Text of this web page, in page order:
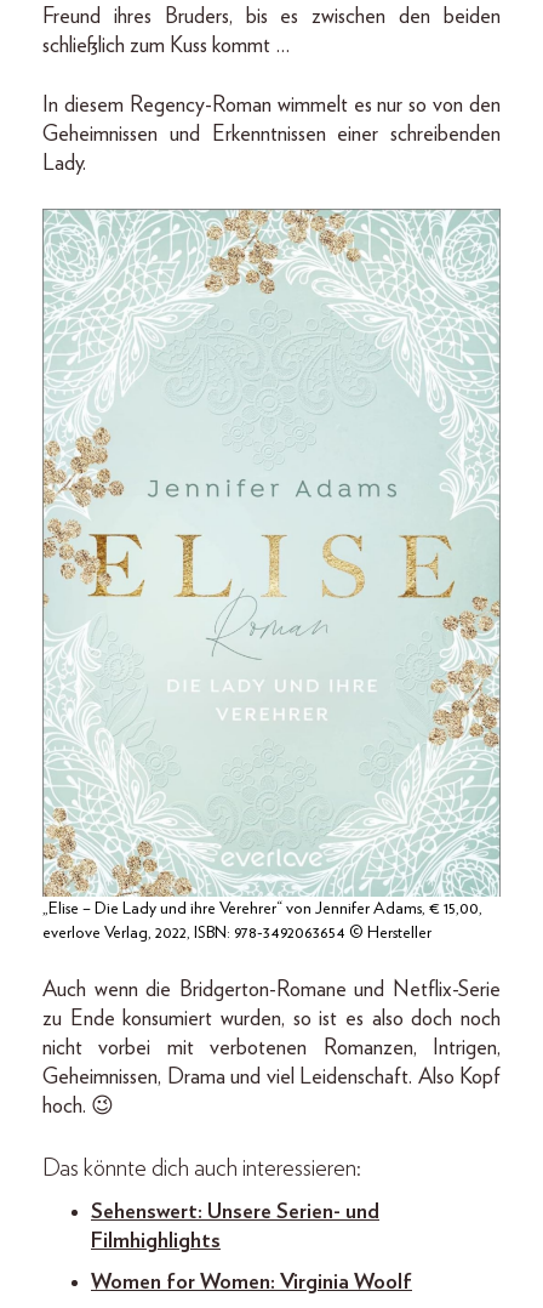
Freund ihres Bruders, bis es zwischen den beiden
schließlich zum Kuss kommt …
In diesem Regency-Roman wimmelt es nur so von den
Geheimnissen und Erkenntnissen einer schreibenden
Lady.
„Elise – Die Lady und ihre Verehrer“ von Jennifer Adams, € 15,00,
everlove Verlag, 2022, ISBN: 978-3492063654 © Hersteller
Auch wenn die Bridgerton-Romane und Netflix-Serie
zu Ende konsumiert wurden, so ist es also doch noch
nicht vorbei mit verbotenen Romanzen, Intrigen,
Geheimnissen, Drama und viel Leidenschaft. Also Kopf
hoch. 😉
Das könnte dich auch interessieren:
Sehenswert: Unsere Serien- und
Filmhighlights
Women for Women: Virginia Woolf